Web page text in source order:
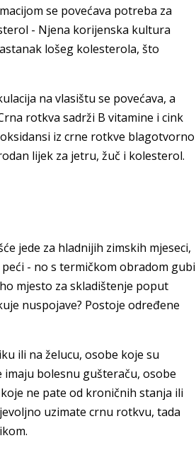
se povećava potreba za
- Njena korijenska kultura
lošeg kolesterola, što
na vlasištu se povećava, a
rotkva sadrži B vitamine i cink
iz crne rotkve blagotvorno
lijek za jetru, žuč i kolesterol.
jede za hladnijih zimskih mjeseci,
- no s termičkom obradom gubi
mjesto za skladištenje poput
nuspojave? Postoje određene
ili na želucu, osobe koje su
bolesnu gušteraču, osobe
ne pate od kroničnih stanja ili
uzimate crnu rotkvu, tada